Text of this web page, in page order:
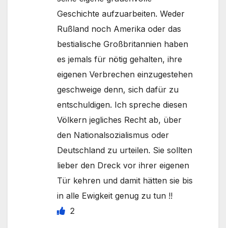
Geschichte aufzuarbeiten. Weder
Rußland noch Amerika oder das
bestialische Großbritannien haben
es jemals für nötig gehalten, ihre
eigenen Verbrechen einzugestehen
geschweige denn, sich dafür zu
entschuldigen. Ich spreche diesen
Völkern jegliches Recht ab, über
den Nationalsozialismus oder
Deutschland zu urteilen. Sie sollten
lieber den Dreck vor ihrer eigenen
Tür kehren und damit hätten sie bis
in alle Ewigkeit genug zu tun !!
2